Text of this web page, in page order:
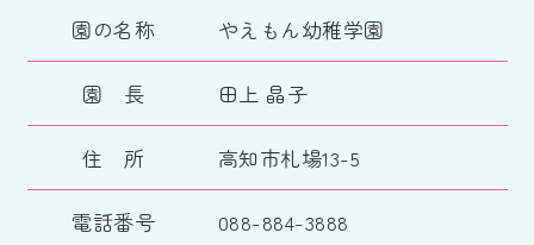
園の名称 やえもん幼稚学園
園 長 田上 晶子
住 所 高知市札場13-5
電話番号 088-884-3888